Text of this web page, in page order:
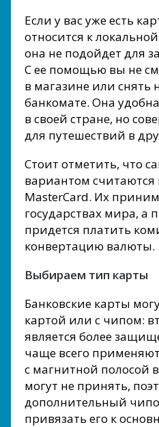
Если у вас уже есть
относится к
она не подойдет для
С ее помощью вы не
в магазине или снять
банкомате. Она
в своей стране, но
для путешествий в
Стоит отметить, что
вариантом считаются
MasterCard. Их
государствах мира, а
придется платить
конвертацию валюты.
Выбираем тип карты
Банковские карты
картой или с чипом:
является более
чаще всего
с магнитной полосой
могут не принять,
дополнительный
привязать его к